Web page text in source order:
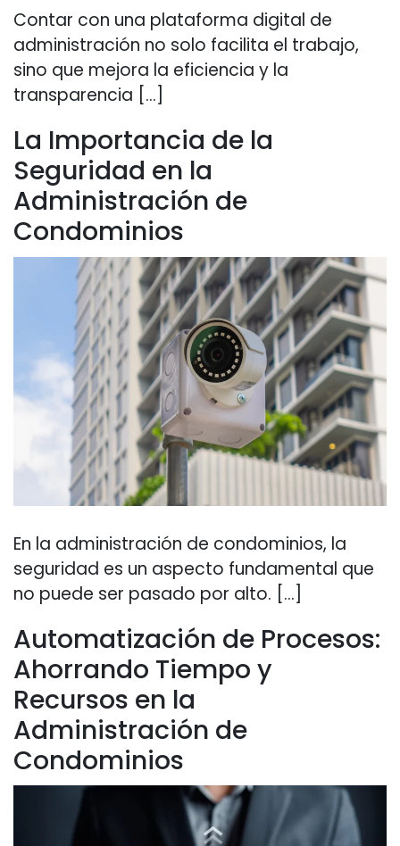
Contar con una plataforma digital de
administración no solo facilita el trabajo,
sino que mejora la eficiencia y la
transparencia […]
La Importancia de la
Seguridad en la
Administración de
Condominios
En la administración de condominios, la
seguridad es un aspecto fundamental que
no puede ser pasado por alto. […]
Automatización de Procesos:
Ahorrando Tiempo y
Recursos en la
Administración de
Condominios